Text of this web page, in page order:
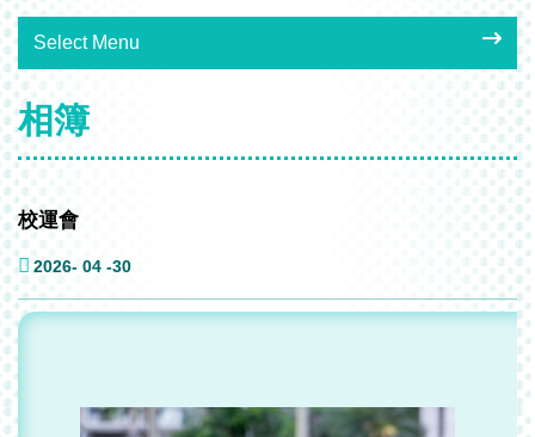
Select Menu
相簿
校運會
2026- 04 -30